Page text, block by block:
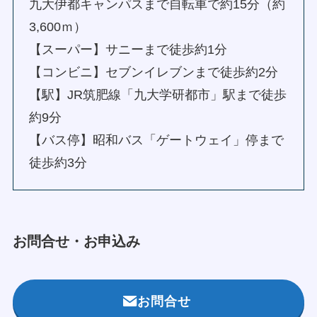
九大伊都キャンパスまで自転車で約15分（約
3,600ｍ）
【スーパー】サニーまで徒歩約1分
【コンビニ】セブンイレブンまで徒歩約2分
【駅】JR筑肥線「九大学研都市」駅まで徒歩
約9分
【バス停】昭和バス「ゲートウェイ」停まで
徒歩約3分
お問合せ・お申込み
お問合せ